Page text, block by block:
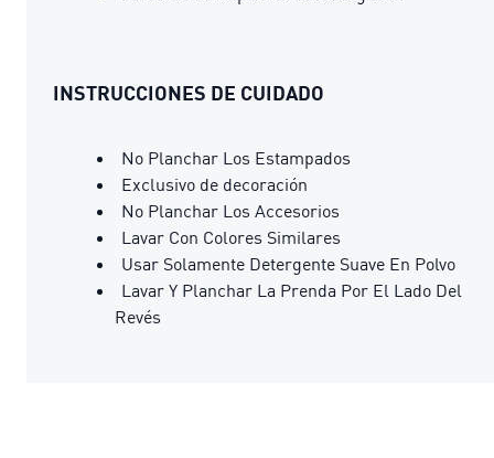
INSTRUCCIONES DE CUIDADO
No Planchar Los Estampados
Exclusivo de decoración
No Planchar Los Accesorios
Lavar Con Colores Similares
Usar Solamente Detergente Suave En Polvo
Lavar Y Planchar La Prenda Por El Lado Del
Revés